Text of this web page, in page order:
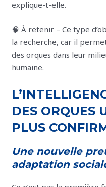
explique-t-elle.
🧠 À retenir – Ce type
la recherche, car il
des orques dans leur
humaine.
DES ORQUES
PLUS
Une nouvelle
adaptation